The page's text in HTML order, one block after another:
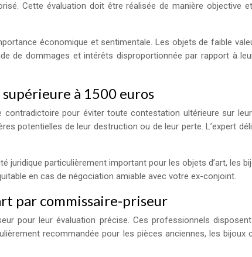
Cette évaluation doit être réalisée de manière objective
économique et sentimentale. Les objets de faible
de dommages et intérêts disproportionnée par rapport à
à 1500 euros
pour éviter toute contestation ultérieure sur
potentielles de leur destruction ou de leur perte. L’expert
particulièrement important pour les objets d’art, les
en cas de négociation amiable avec votre ex-conjoint.
par commissaire-priseur
pour leur évaluation précise. Ces professionnels
recommandée pour les pièces anciennes, les